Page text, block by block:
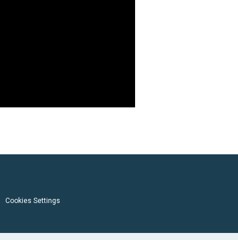
Cookies Settings